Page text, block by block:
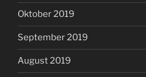
Oktober 2019
September 2019
August 2019